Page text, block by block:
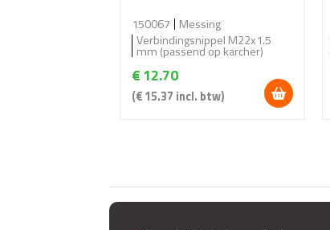
€12.70
(€15.37 incl. btw)
150067 Messing
Verbindingsnippel M22x1.5
mm (passend op karcher)